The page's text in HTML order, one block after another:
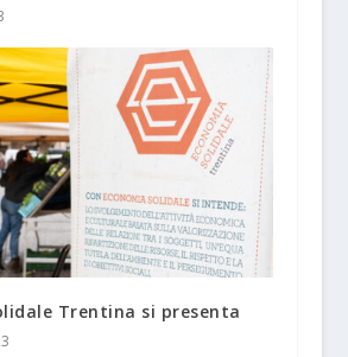
Trentina si presenta